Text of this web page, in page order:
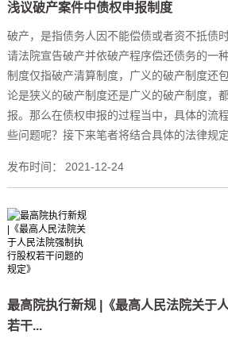
浅议破产案件中债权申报制度
破产，是指债务人因不能偿债或者资不抵债
请法院宣告破产并依破产程序偿还债务的一
制度仅指破产清算制度，广义的破产制度还
论是狭义的破产制度还是广义的破产制度，
报。那么在债权申报的过程当中，具体的流
些问题呢？接下来笔者将结合具体的法律规定
发布时间： 2021-12-24
最高院执行新规 |《最高人民法院关于
若干...